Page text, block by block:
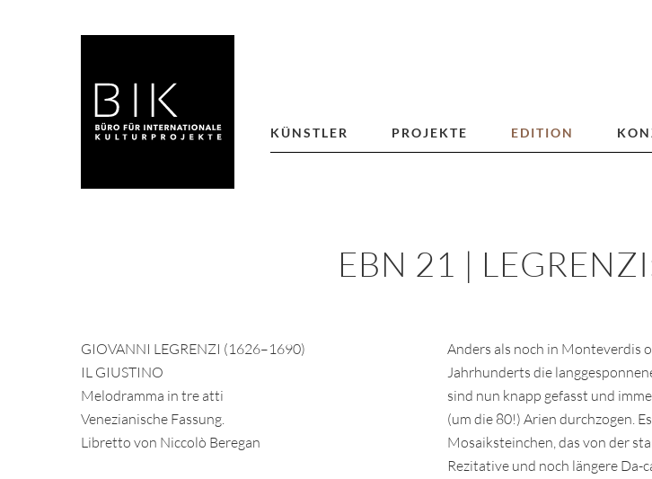
KÜNSTLER PROJEKTE EDITION
EBN 21 |
GIOVANNI LEGRENZI (1626–1690)
IL GIUSTINO
Melodramma in tre atti
Venezianische Fassung.
Libretto von Niccolò Beregan
Anders als noch in Monteverdis
Jahrhunderts die
sind nun knapp gefasst und
(um die 80!) Arien durchzogen.
Mosaiksteinchen, das von der
Rezitative und noch längere